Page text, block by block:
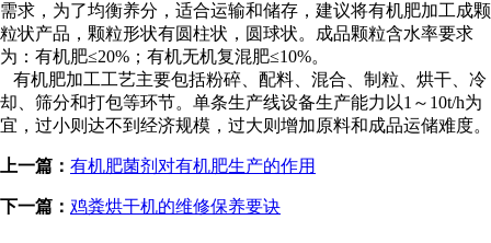
需求，为了均衡养分，适合运输和储存，建议将有机肥加工成颗
粒状产品，颗粒形状有圆柱状，圆球状。成品颗粒含水率要求
为：有机肥≤20%；有机无机复混肥≤10%。
有机肥加工工艺主要包括粉碎、配料、混合、制粒、烘干、冷
却、筛分和打包等环节。单条生产线设备生产能力以1～10t/h为
宜，过小则达不到经济规模，过大则增加原料和成品运储难度。
上一篇： 有机肥菌剂对有机肥生产的作用
下一篇： 鸡粪烘干机的维修保养要诀